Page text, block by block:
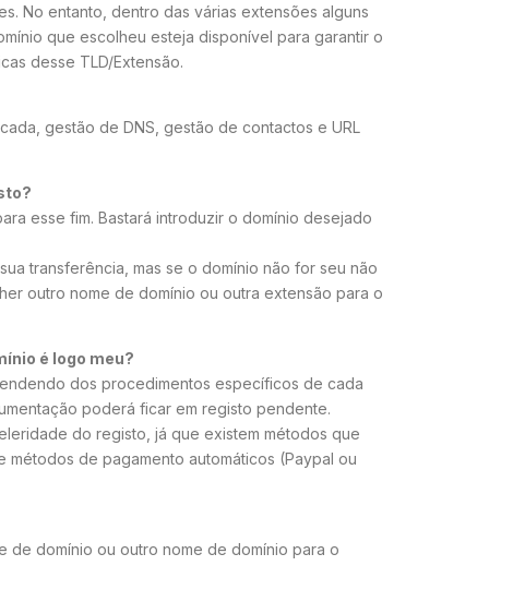
No entanto, dentro das várias extensões alguns
que escolheu esteja disponível para garantir o
desse TLD/Extensão.
gestão de DNS, gestão de contactos e URL
esse fim. Bastará introduzir o domínio desejado
transferência, mas se o domínio não for seu não
outro nome de domínio ou outra extensão para o
é logo meu?
dos procedimentos específicos de cada
poderá ficar em registo pendente.
do registo, já que existem métodos que
de pagamento automáticos (Paypal ou
de domínio ou outro nome de domínio para o